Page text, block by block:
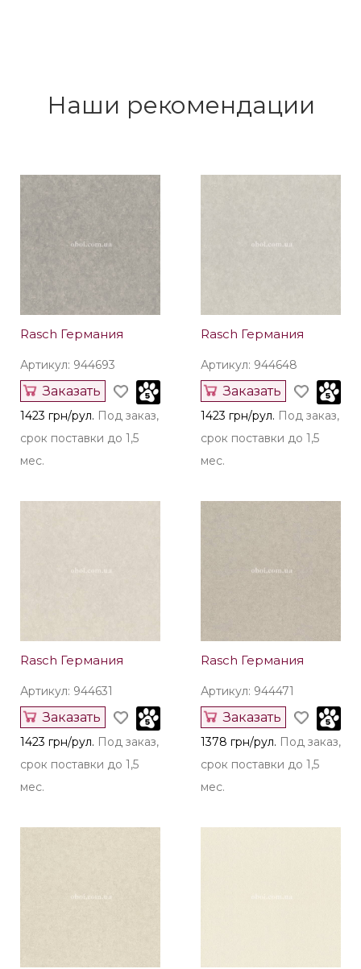
Наши рекомендации
Rasch Германия
Артикул: 944693
Заказать
1423 грн/рул. Под заказ,
срок поставки до 1,5
мес.
Rasch Германия
Артикул: 944648
Заказать
1423 грн/рул. Под заказ,
срок поставки до 1,5
мес.
Rasch Германия
Артикул: 944631
Заказать
1423 грн/рул. Под заказ,
срок поставки до 1,5
мес.
Rasch Германия
Артикул: 944471
Заказать
1378 грн/рул. Под заказ,
срок поставки до 1,5
мес.